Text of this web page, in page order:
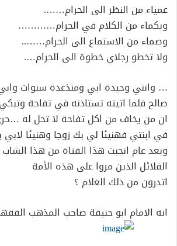
عمياء من النظر الى الحرام…….
وبكماء من الكلام في الحرام…………
وصماء من الاستماع الى الحرام……..
ولا تخطو رجلاي خطوة الى الحرام….
… وانني وحيدة ابي ومنذعدة سنوات
صالح فلما اتيته تستاذنه في تفاحة
ان من يخاف من اكل تفاحة لا تحل له
في ابنتي فهنيئا لي بك زوجا وهنيئا
وبعد عام انجبت هذا الفتاة من هذا
القلائل الذين مروا على هذه الأمة
اتدرون من ذلك الغلام ؟
انه الامام ابو حنيفة صاحب المذهب